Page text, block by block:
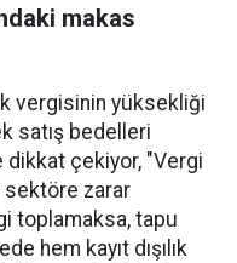
makas
vergisinin yüksekliği
satış bedelleri
dikkat çekiyor, "Vergi
sektöre zarar
toplamaksa, tapu
hem kayıt dışılık